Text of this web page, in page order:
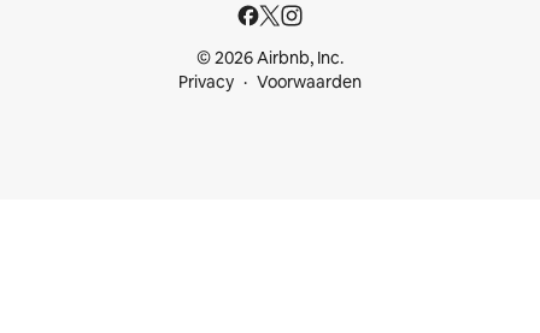
© 2026 Airbnb, Inc.
Privacy
Voorwaarden